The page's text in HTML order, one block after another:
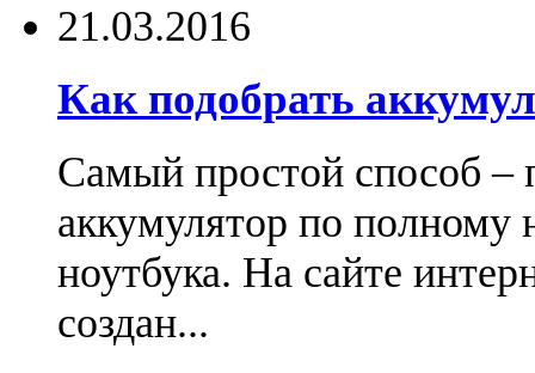
21.03.2016
Как подобрать
Самый простой способ –
аккумулятор по
ноутбука. На сайте
создан...